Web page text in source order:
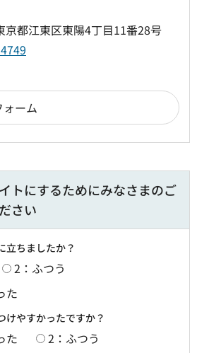
京都江東区東陽4丁目11番28号
トにするためにみなさまのご
さい
立ちましたか？
2：ふつう
た
けやすかったですか？
た
2：ふつう